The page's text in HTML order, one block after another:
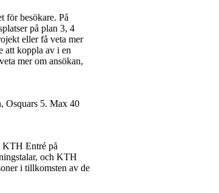
för besökare. På
på plan 3, 4
eller få veta mer
att koppla av i en
mer om ansökan,
Osquars 5. Max 40
KTH Entré på
och KTH
i tillkomsten av de